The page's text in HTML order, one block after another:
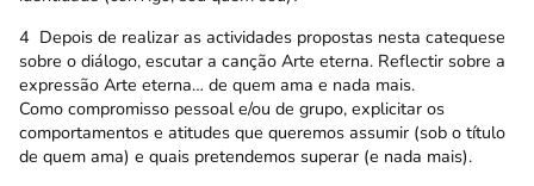
4  Depois de realizar as actividades propostas nesta catequese
sobre o diálogo, escutar a canção Arte eterna. Reflectir sobre a
expressão Arte eterna… de quem ama e nada mais.
Como compromisso pessoal e/ou de grupo, explicitar os
comportamentos e atitudes que queremos assumir (sob o título
de quem ama) e quais pretendemos superar (e nada mais).